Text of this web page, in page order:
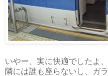
いやー、実に快適でしたよ
隣には誰も座らないし、ガ